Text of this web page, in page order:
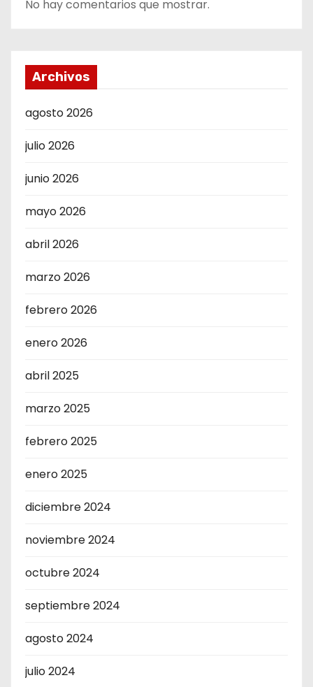
No hay comentarios que mostrar.
Archivos
agosto 2026
julio 2026
junio 2026
mayo 2026
abril 2026
marzo 2026
febrero 2026
enero 2026
abril 2025
marzo 2025
febrero 2025
enero 2025
diciembre 2024
noviembre 2024
octubre 2024
septiembre 2024
agosto 2024
julio 2024